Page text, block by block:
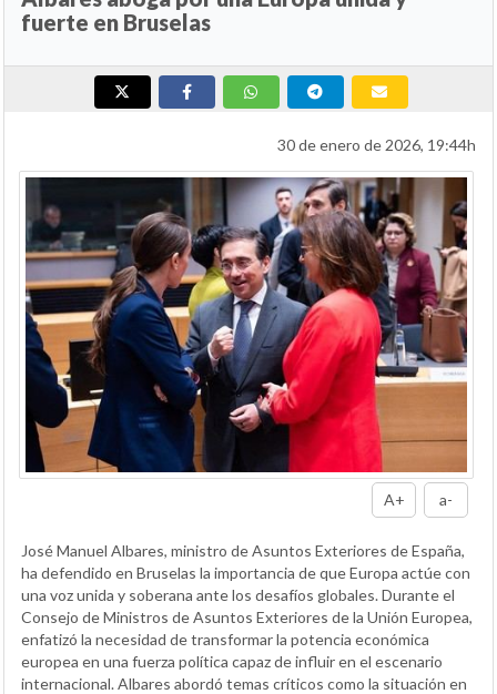
fuerte en Bruselas
30 de enero de 2026, 19:44h
A+ a-
José Manuel Albares, ministro de Asuntos Exteriores de España,
ha defendido en Bruselas la importancia de que Europa actúe con
una voz unida y soberana ante los desafíos globales. Durante el
Consejo de Ministros de Asuntos Exteriores de la Unión Europea,
enfatizó la necesidad de transformar la potencia económica
europea en una fuerza política capaz de influir en el escenario
internacional. Albares abordó temas críticos como la situación en